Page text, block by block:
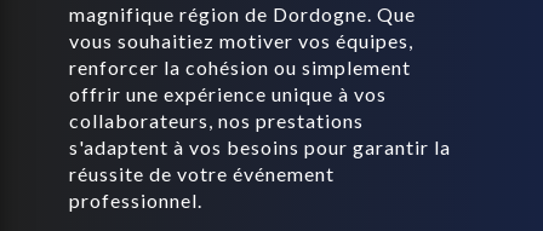
magnifique région de Dordogne. Que
vous souhaitiez motiver vos équipes,
renforcer la cohésion ou simplement
offrir une expérience unique à vos
collaborateurs, nos prestations
s'adaptent à vos besoins pour garantir la
réussite de votre événement
professionnel.